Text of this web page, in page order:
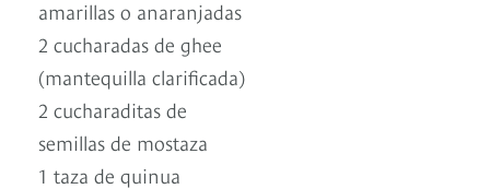
amarillas o anaranjadas
2 cucharadas de ghee
(mantequilla clarificada)
2 cucharaditas de
semillas de mostaza
1 taza de quinua